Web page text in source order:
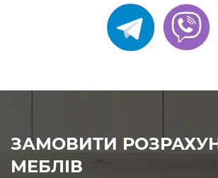
ЗАМОВИТИ
МЕБЛІВ